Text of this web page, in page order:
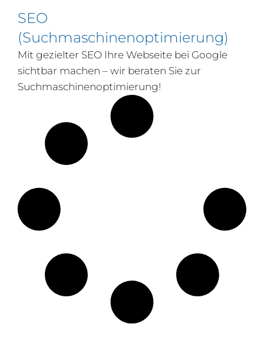
SEO
(Suchmaschinenoptimierung)
Mit gezielter SEO Ihre Webseite bei Google
sichtbar machen – wir beraten Sie zur
Suchmaschinenoptimierung!